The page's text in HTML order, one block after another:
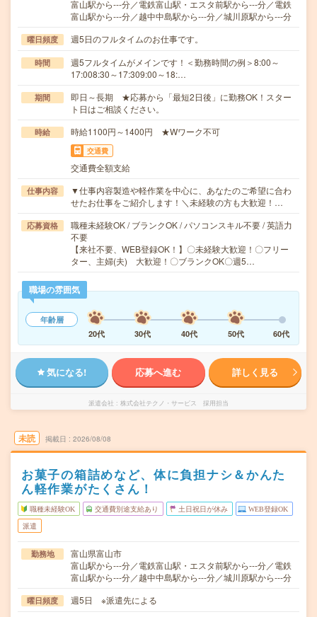
富山駅から---分／電鉄富山駅・エスタ前駅から---分／電鉄
富山駅から---分／越中中島駅から---分／城川原駅から---分
曜日頻度 週5日のフルタイムのお仕事です。
時間
週5フルタイムがメインです！＜勤務時間の例＞8:00～
17:008:30～17:309:00～18:…
期間
即日～長期 ★応募から「最短2日後」に勤務OK！スター
ト日はご相談ください。
時給 時給1100円～1400円 ★Wワーク不可
交通費
交通費全額支給
仕事内容
▼仕事内容製造や軽作業を中心に、あなたのご希望に合わ
せたお仕事をご紹介します！＼未経験の方も大歓迎！…
応募資格
職種未経験OK / ブランクOK / パソコンスキル不要 / 英語力
不要
【来社不要、WEB登録OK！】〇未経験大歓迎！〇フリー
ター、主婦(夫) 大歓迎！〇ブランクOK〇週5…
職場の雰囲気
年齢層
20代
30代 40代 50代 60代
気になる! 応募へ進む 詳しく見る
派遣会社 株式会社テクノ・サービス 採用担当
未読 掲載日 2026/08/08
お菓子の箱詰めなど、体に負担ナシ＆かんた
ん軽作業がたくさん！
職種未経験OK 交通費別途支給あり 土日祝日が休み WEB登録OK
派遣
勤務地
富山県富山市
富山駅から---分／電鉄富山駅・エスタ前駅から---分／電鉄
富山駅から---分／越中中島駅から---分／城川原駅から---分
曜日頻度 週5日 ※派遣先による